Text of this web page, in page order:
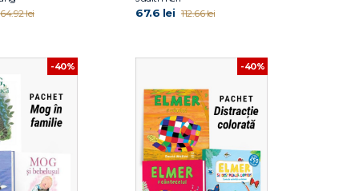
lei 67.6 lei 112.66 lei
-40% -40%